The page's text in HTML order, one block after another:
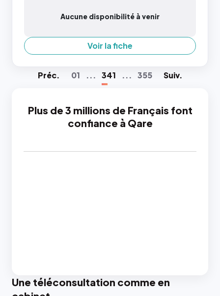
Aucune disponibilité à venir
Voir la fiche
Préc. 01 ... 341 ... 355 Suiv.
Plus de 3 millions de Français font
confiance à Qare
Une téléconsultation comme en